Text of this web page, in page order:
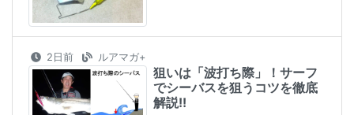
2日前 ルアマガ+
狙いは「波打ち際」！サーフ
でシーバスを狙うコツを徹底
解説!!